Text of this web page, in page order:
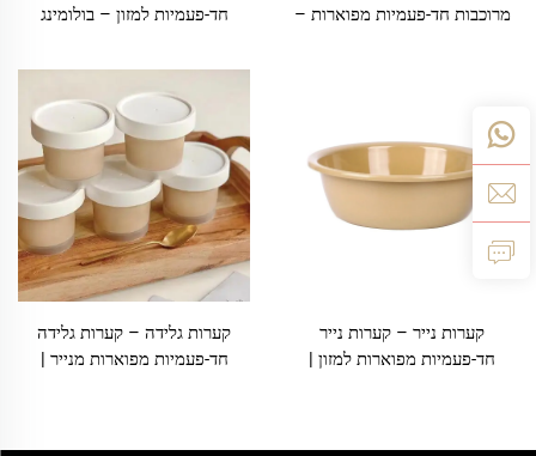
מרוכבות חד-פעמיות מפוארות –
חד-פעמיות למזון – בולומינג
קערות נייר – קערות נייר
חד-פעמיות מפוארות למזון |
קערות גלידה – קערות גלידה
חד-פעמיות מפוארות מנייר |